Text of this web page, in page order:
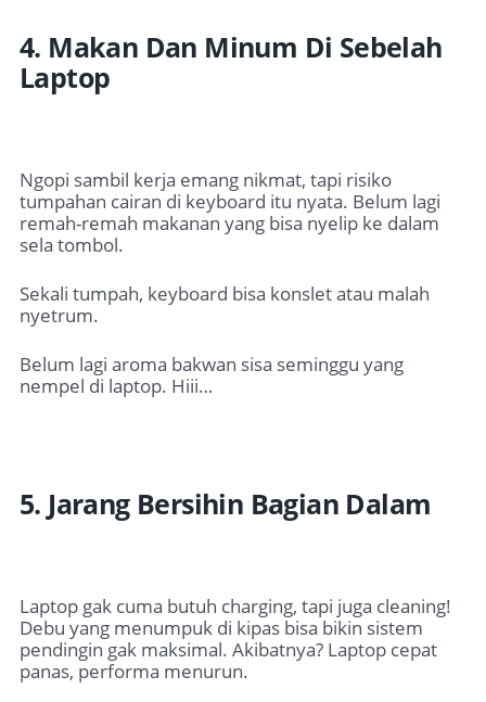
4. Makan Dan Minum Di Sebelah
Laptop
Ngopi sambil kerja emang nikmat, tapi risiko
tumpahan cairan di keyboard itu nyata. Belum lagi
remah-remah makanan yang bisa nyelip ke dalam
sela tombol.
Sekali tumpah, keyboard bisa konslet atau malah
nyetrum.
Belum lagi aroma bakwan sisa seminggu yang
nempel di laptop. Hiii…
5. Jarang Bersihin Bagian Dalam
Laptop gak cuma butuh charging, tapi juga cleaning!
Debu yang menumpuk di kipas bisa bikin sistem
pendingin gak maksimal. Akibatnya? Laptop cepat
panas, performa menurun.